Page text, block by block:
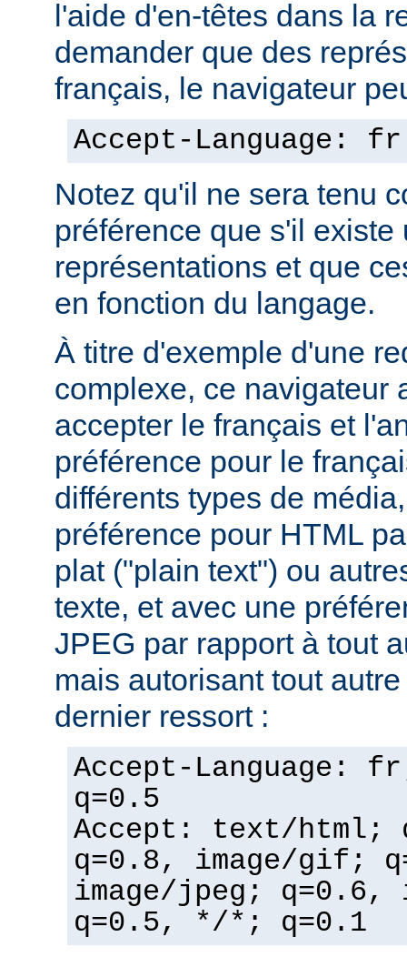
l'aide d'en-têtes dans la
demander que des
français, le navigateur
Accept-Language: fr
Notez qu'il ne sera tenu
préférence que s'il existe
représentations et que
en fonction du langage.
À titre d'exemple d'une
complexe, ce navigateur
accepter le français et
préférence pour le
différents types de
préférence pour HTML
plat ("plain text") ou
texte, et avec une
JPEG par rapport à tout
mais autorisant tout
dernier ressort :
Accept-Language:
q=0.5
Accept: text/html;
q=0.8, image/gif;
image/jpeg; q=0.6,
q=0.5, */*; q=0.1